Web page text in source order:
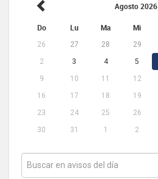
Agosto 2026
Do Lu Ma Mi
26 27 28 29
2
3 4 5
9
10 11 12
16
17 18 19
23
24 25 26
30
31 1 2